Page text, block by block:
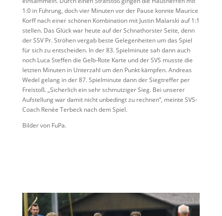
1:0 in Führung, doch vier Minuten vor der Pause konnte Maurice
Korff nach einer schönen Kombination mit Justin Malarski auf 1:1
stellen. Das Glück war heute auf der Schnathorster Seite, denn
der SSV Pr. Ströhen vergab beste Gelegenheiten um das Spiel
für sich zu entscheiden. In der 83. Spielminute sah dann auch
noch Luca Steffen die Gelb-Rote Karte und der SVS musste die
letzten Minuten in Unterzahl um den Punkt kämpfen. Andreas
Wedel gelang in der 87. Spielminute dann der Siegtreffer per
Freistoß.„Sicherlich ein sehr schmutziger Sieg. Bei unserer
Aufstellung war damit nicht unbedingt zu rechnen“, meinte SVS-
Coach Renée Terbeck nach dem Spiel.
Bilder von FuPa.